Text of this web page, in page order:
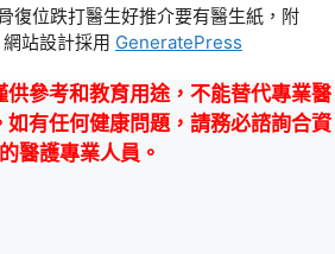
復位跌打醫生好推介要有醫生紙，附
網站設計採用 GeneratePress
供參考和教育用途，不能替代專業醫
有任何健康問題，請務必諮詢合資
醫護專業人員。